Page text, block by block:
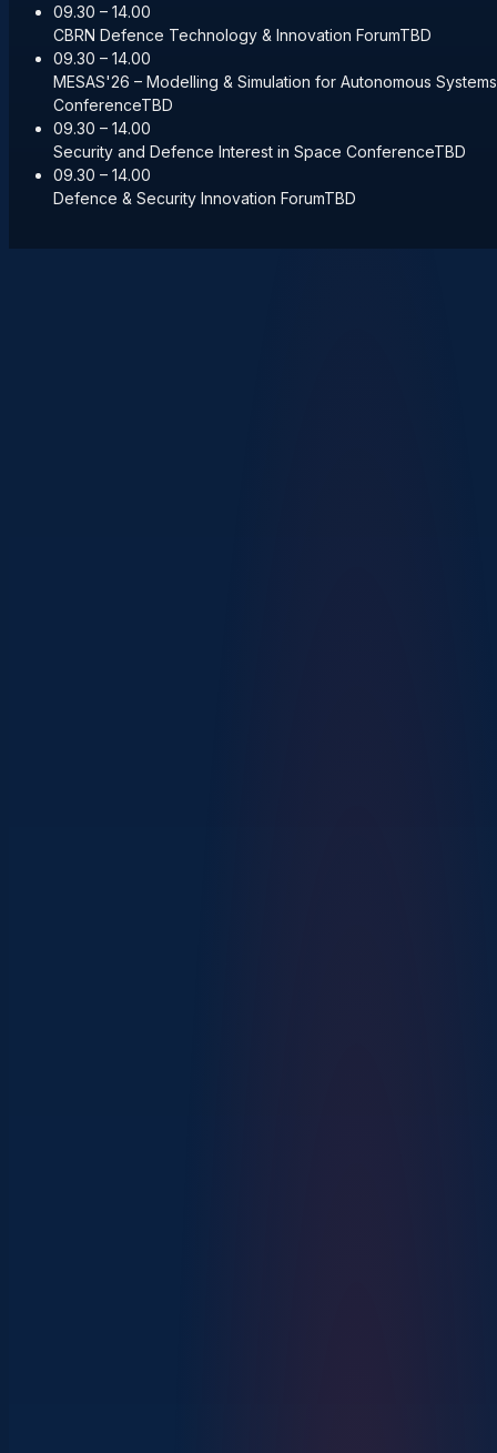
09.30 – 14.00
CBRN Defence Technology & Innovation ForumTBD
09.30 – 14.00
MESAS'26 – Modelling & Simulation for Autonomous Systems
ConferenceTBD
09.30 – 14.00
Security and Defence Interest in Space ConferenceTBD
09.30 – 14.00
Defence & Security Innovation ForumTBD